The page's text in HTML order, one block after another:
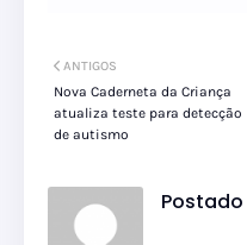
ANTIGOS
Nova Caderneta da Criança
atualiza teste para detecção
de autismo